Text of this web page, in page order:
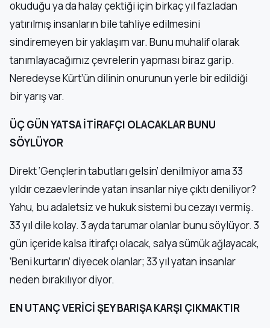
okuduğu ya da halay çektiği için birkaç yıl fazladan
yatırılmış insanların bile tahliye edilmesini
sindiremeyen bir yaklaşım var. Bunu muhalif olarak
tanımlayacağımız çevrelerin yapması biraz garip.
Neredeyse Kürt’ün dilinin onurunun yerle bir edildiği
bir yarış var.
ÜÇ GÜN YATSA İTİRAFÇI OLACAKLAR BUNU
SÖYLÜYOR
Direkt ‘Gençlerin tabutları gelsin’ denilmiyor ama 33
yıldır cezaevlerinde yatan insanlar niye çıktı deniliyor?
Yahu, bu adaletsiz ve hukuk sistemi bu cezayı vermiş.
33 yıl dile kolay. 3 ayda tarumar olanlar bunu söylüyor. 3
gün içeride kalsa itirafçı olacak, salya sümük ağlayacak,
‘Beni kurtarın’ diyecek olanlar; 33 yıl yatan insanlar
neden bırakılıyor diyor.
EN UTANÇ VERİCİ ŞEY BARIŞA KARŞI ÇIKMAKTIR